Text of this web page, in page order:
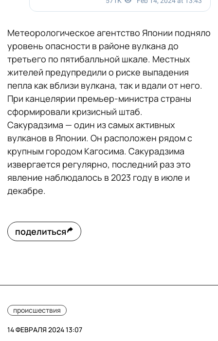
Метеорологическое агентство Японии подняло
уровень опасности в районе вулкана до
третьего по пятибалльной шкале. Местных
жителей предупредили о риске выпадения
пепла как вблизи вулкана, так и вдали от него.
При канцелярии премьер-министра страны
сформировали кризисный штаб.
Сакурадзима — один из самых активных
вулканов в Японии. Он расположен рядом с
крупным городом Кагосима. Сакурадзима
извергается регулярно, последний раз это
явление наблюдалось в 2023 году в июле и
декабре.
поделиться
происшествия
14 ФЕВРАЛЯ 2024 13:07